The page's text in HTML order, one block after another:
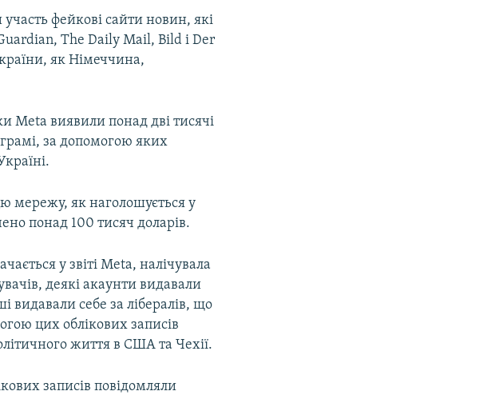
фейкові сайти новин, які
The Daily Mail, Bild і Der
країни, як Німеччина,
Meta виявили понад дві тисячі
за допомогою яких
мережу, як наголошується у
понад 100 тисяч доларів.
у звіті Meta, налічувала
деякі акаунти видавали
видавали себе за лібералів, що
цих облікових записів
життя в США та Чехії.
записів повідомляли